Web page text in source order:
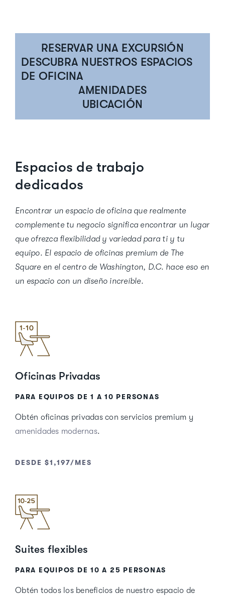
RESERVAR UNA EXCURSIÓN
DESCUBRA NUESTROS ESPACIOS
DE OFICINA
AMENIDADES
UBICACIÓN
Espacios de trabajo
dedicados
Encontrar un espacio de oficina que realmente
complemente tu negocio significa encontrar un lugar
que ofrezca flexibilidad y variedad para ti y tu
equipo. El espacio de oficinas premium de The
Square en el centro de Washington, D.C. hace eso en
un espacio con un diseño increíble.
Oficinas Privadas
PARA EQUIPOS DE 1 A 10 PERSONAS
Obtén oficinas privadas con servicios premium y
amenidades modernas.
DESDE $1,197/MES
Suites flexibles
PARA EQUIPOS DE 10 A 25 PERSONAS
Obtén todos los beneficios de nuestro espacio de